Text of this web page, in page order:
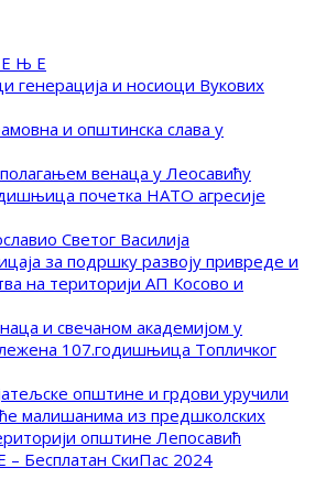
Њ Е
генерација и носиоци Вукових
и општинска слава у
венаца у Леосавићу
почетка НАТО агресије
Светог Василија
за подршку развоју привреде и
на територији АП Косово и
и свечаном академијом у
107.годишњица Топличког
општине и грдови уручили
малишанима из предшколских
општине Лепосавић
Бесплатан СкиПас 2024